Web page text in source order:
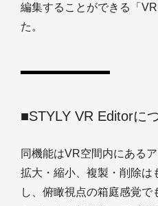
編集することができる「
た。
■STYLY VR Editorに
同機能はVR空間内にある
拡大・縮小、複製・削除は
し、俯瞰視点の箱庭感覚で